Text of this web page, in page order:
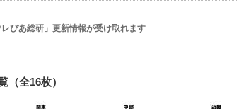
レぴあ総研」更新情報が受け取れます
（全16枚）